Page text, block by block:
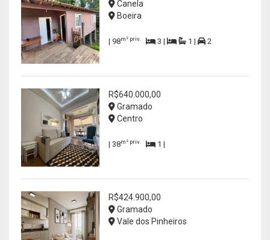
Canela
Boeira
| 98m² priv. 3 | 1 | 2
R$640.000,00
Gramado
Centro
| 38m² priv. 1 |
R$424.900,00
Gramado
Vale dos Pinheiros